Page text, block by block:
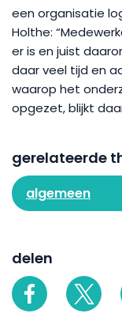
een organisatie
Holthe:
er is en juist
daar veel tijd en
waarop het
opgezet, blijkt
gerelateerde
algemeen
delen